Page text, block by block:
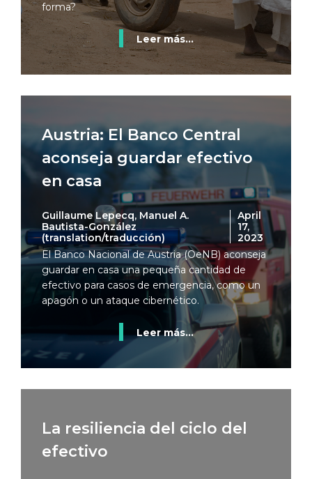
forma?
Leer más...
Austria: El Banco Central
aconseja guardar efectivo
en casa
Guillaume Lepecq, Manuel A.
Bautista-González
(translation/traducción)
April
17,
2023
El Banco Nacional de Austria (OeNB) aconseja
guardar en casa una pequeña cantidad de
efectivo para casos de emergencia, como un
apagón o un ataque cibernético.
Leer más...
La resiliencia del ciclo del
efectivo